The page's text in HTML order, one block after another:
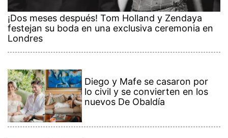
¡Dos meses después! Tom Holland y Zendaya
festejan su boda en una exclusiva ceremonia en
Londres
Diego y Mafe se casaron por
lo civil y se convierten en los
nuevos De Obaldía